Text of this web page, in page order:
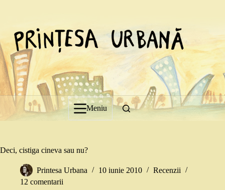
Meniu
Deci, cistiga cineva sau nu?
Printesa Urbana 10 iunie 2010
Recenzii
12 comentarii